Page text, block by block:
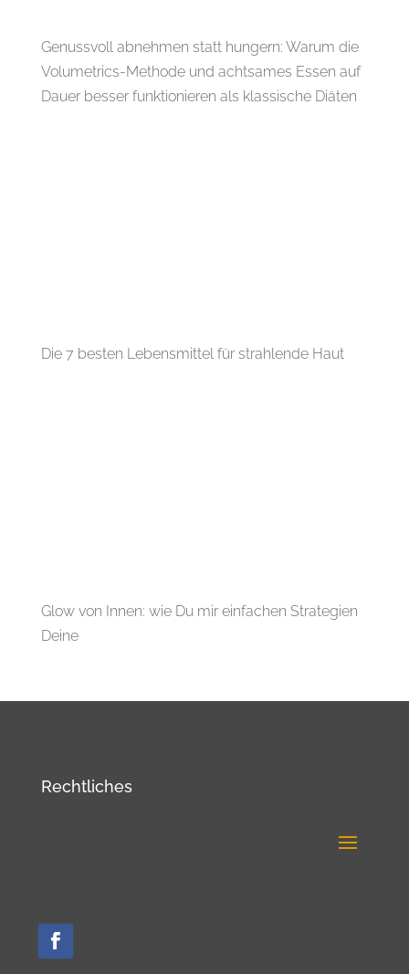
Genussvoll abnehmen statt hungern: Warum die
Volumetrics-Methode und achtsames Essen auf
Dauer besser funktionieren als klassische Diäten
Die 7 besten Lebensmittel für strahlende Haut
Glow von Innen: wie Du mir einfachen Strategien
Deine
Rechtliches